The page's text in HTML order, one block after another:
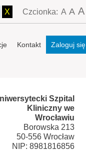
X Czcionka: A A A
Kontakt Zaloguj się
Szpital
Kliniczny we
Wrocławiu
Borowska 213
50-556 Wrocław
NIP: 8981816856